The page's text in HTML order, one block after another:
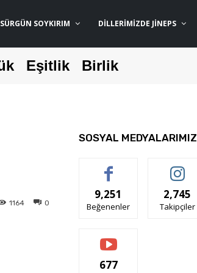
SÜRGÜN SOYKIRIM DILLERIMIZDE JİNEPS
Eşitlik Birlik
0
1164
SOSYAL MEDYALARIMIZ
9,251
Beğenenler
2,745
Takipçiler
677